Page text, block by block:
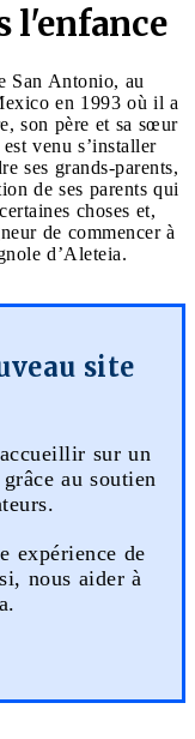
l'enfance
San Antonio, au
en 1993 où il a
son père et sa sœur
venu s’installer
ses grands-parents,
de ses parents qui
choses et,
de commencer à
d’Aleteia.
site
sur un
au soutien
expérience de
nous aider à